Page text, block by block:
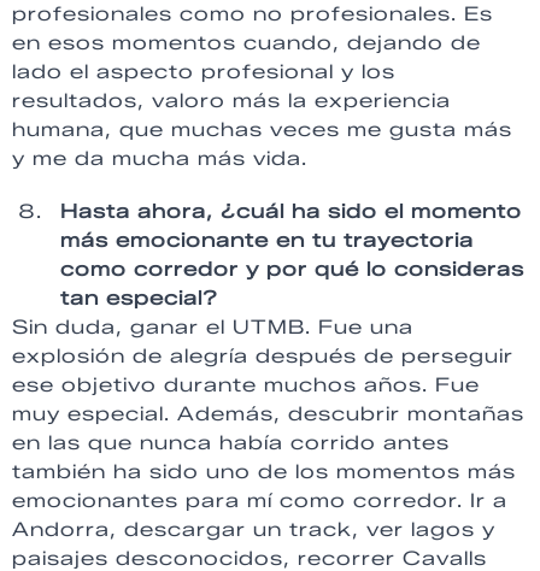
profesionales como no profesionales. Es
en esos momentos cuando, dejando de
lado el aspecto profesional y los
resultados, valoro más la experiencia
humana, que muchas veces me gusta más
y me da mucha más vida.
Hasta ahora, ¿cuál ha sido el momento
más emocionante en tu trayectoria
como corredor y por qué lo consideras
tan especial?
Sin duda, ganar el UTMB. Fue una
explosión de alegría después de perseguir
ese objetivo durante muchos años. Fue
muy especial. Además, descubrir montañas
en las que nunca había corrido antes
también ha sido uno de los momentos más
emocionantes para mí como corredor. Ir a
Andorra, descargar un track, ver lagos y
paisajes desconocidos, recorrer Cavalls